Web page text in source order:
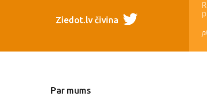
Ziedot.lv čivina
Par mums